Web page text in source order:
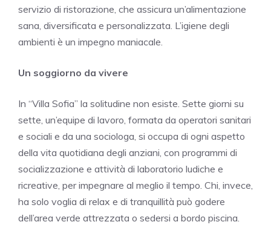
servizio di ristorazione, che assicura un’alimentazione
sana, diversificata e personalizzata. L’igiene degli
ambienti è un impegno maniacale.
Un soggiorno da vivere
In “Villa Sofia” la solitudine non esiste. Sette giorni su
sette, un’equipe di lavoro, formata da operatori sanitari
e sociali e da una sociologa, si occupa di ogni aspetto
della vita quotidiana degli anziani, con programmi di
socializzazione e attività di laboratorio ludiche e
ricreative, per impegnare al meglio il tempo. Chi, invece,
ha solo voglia di relax e di tranquillità può godere
dell’area verde attrezzata o sedersi a bordo piscina.